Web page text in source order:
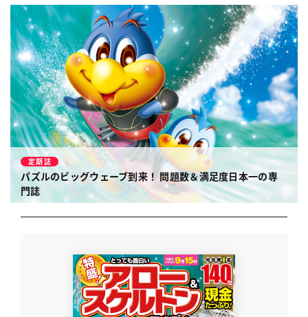
定期誌
パズルのビッグウェーブ到来！問題数＆満足度日本一の専
門誌